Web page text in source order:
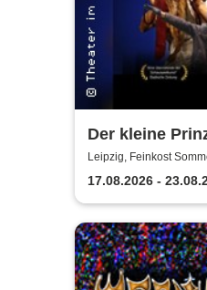
Der kleine
Herzen
Leipzig, Feinkost
17.08.2026 -